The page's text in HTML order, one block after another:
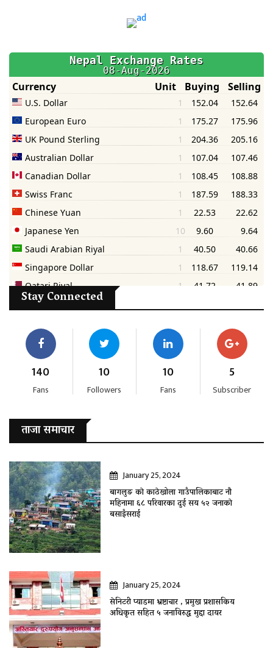
Stay Connected
140
Fans
10
Followers
10
Fans
5
Subscriber
ताजा समाचार
January 25, 2024
बागलुङ काे काठेखोला गाउँपालिकाबाट नौ
महिनामा ६८ परिवारका दुई सय ५२ जनाकाे
बसाइँसराई
January 25, 2024
सेनिटरी प्याडमा भ्रष्टाचार , प्रमुख प्रशासकिय
अधिकृत सहित ५ जनाविरुद्ध मुद्दा दायर